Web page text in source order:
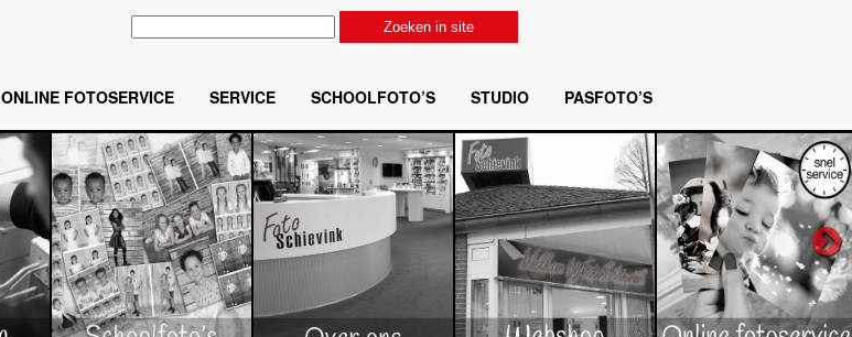
Zoeken in site
ONLINE FOTOSERVICE SERVICE SCHOOLFOTO’S STUDIO PASFOTO’S